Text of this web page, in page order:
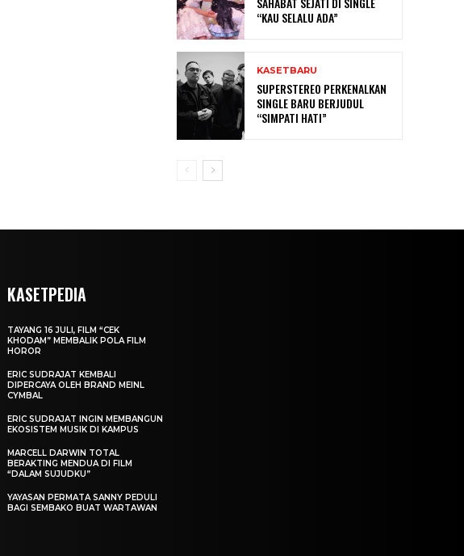
“KAU SELALU ADA”
KASETBARU
SUPERSTEREO PERKENALKAN
SINGLE BARU BERJUDUL
“SIMPATI HATI”
KASETPEDIA
TAYANG 16 JULI, FILM “CEK
KHODAM” MEMBALIK POLA FILM
HOROR
ERIC SUDRAJAT KEMBALI
DIPERCAYA OLEH BRAND MEINL
CYMBAL
ERIC SUDRAJAT INGIN MEMBANGUN
EKOSISTEM MUSIK DI KAMPUS
MARCELL DARWIN TOTAL
BERAKTING MENDUA DI FILM
“DALAM SUJUDKU”
YAYASAN PERMATA SANNY PEDULI
BAGI SEMBAKO BUAT WARTAWAN